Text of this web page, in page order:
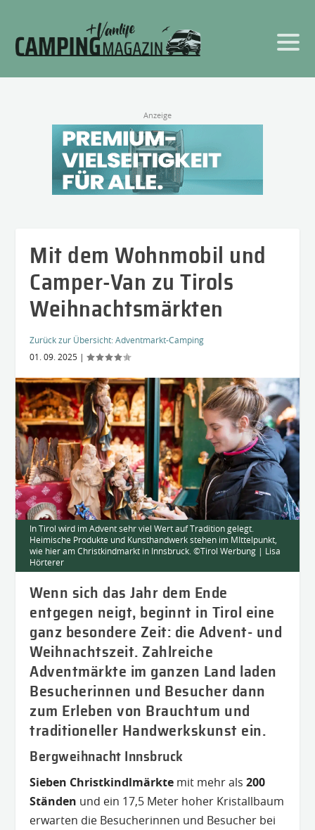
Anzeige
Mit dem Wohnmobil und
Camper-Van zu Tirols
Weihnachtsmärkten
Zurück zur Übersicht:Adventmarkt-Camping
01. 09. 2025 |
In Tirol wird im Advent sehr viel Wert auf Tradition gelegt.
Heimische Produkte und Kunsthandwerk stehen im MIttelpunkt,
wie hier am Christkindmarkt in Innsbruck. ©Tirol Werbung | Lisa
Hörterer
Wenn sich das Jahr dem Ende
entgegen neigt, beginnt in Tirol eine
ganz besondere Zeit: die Advent- und
Weihnachtszeit. Zahlreiche
Adventmärkte im ganzen Land laden
Besucherinnen und Besucher dann
zum Erleben von Brauchtum und
traditioneller Handwerkskunst ein.
Bergweihnacht Innsbruck
Sieben Christkindlmärkte mit mehr als200
Ständen und ein 17,5 Meter hoher Kristallbaum
erwarten die Besucherinnen und Besucher bei